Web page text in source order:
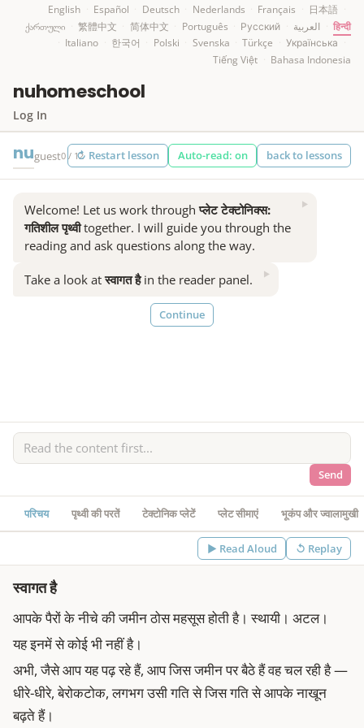
English Español Deutsch Nederlands Français 日本語
ქართული
繁體中文 简体中文 Português Русский العربية
हिन्दी
Italiano 한국어 Polski Svenska Türkçe Українська
Tiếng Việt
Bahasa Indonesia
nuhomeschool
Log In
nuguest0 / 12↻ Restart lesson Auto-read: on back to lessons
Welcome! Let us work throughप्लेट टेक्टोनिक्स:
गतिशील पृथ्वीtogether. I will guide you through the
reading and ask questions along the way.
▶
Take a look atस्वागत हैin the reader panel. ▶
Continue
Send
परिचय पृथ्वी की परतें टेक्टोनिक प्लेटें प्लेट सीमाएं भूकंप और ज्वालामुखी
▶ Read Aloud ↺ Replay
स्वागत है
आपके पैरों के नीचे की जमीन ठोस महसूस होती है। स्थायी। अटल।
यह इनमें से कोई भी नहीं है।
अभी, जैसे आप यह पढ़ रहे हैं, आप जिस जमीन पर बैठे हैं वह चल रही है —
धीरे-धीरे, बेरोकटोक, लगभग उसी गति से जिस गति से आपके नाखून
बढ़ते हैं।